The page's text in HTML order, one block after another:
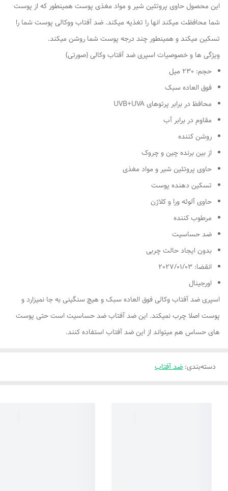
این محصول حاوی پروتئین شیر و مواد مغذی پوست همینطور که از پوست
شما محافظت میکند انها را تغذیه میکند. ضد آفتاب ووکالی پوست شما را
تسکین میکند و همینطور چند درجه پوست شما روشن میکند.
ویژگی ها و خصوصیات اسپری ضد آفتاب وکالی (صورتی)
حجم: 230 میل
فوق العاده سبک
محافظ در برابر پرتوهای UVB+UVA
مقاوم در برابر آب
روشن کننده
از بین برنده چین و چروک
حاوی پروتئین شیر و مواد مغذی
تسکین دهنده پوست
حاوی آلوئه ورا و کلاژن
مرطوب کننده
ضد حساسیت
بدون ایجاد حالت چربی
انقضا: 2027/01/03
اورجینال
اسپری ضد آفتاب وکالی فوق العاده سبک و هیچ سنگینی به جا نمیزارد و
پوست اصلا چرب نمیکند. این ضد آفتاب ضد حساسیت است حتی پوست
های حساس هم میتواند از این ضد آفتاب استفاده کنند.
دسته‌بندی: ضد آفتاب